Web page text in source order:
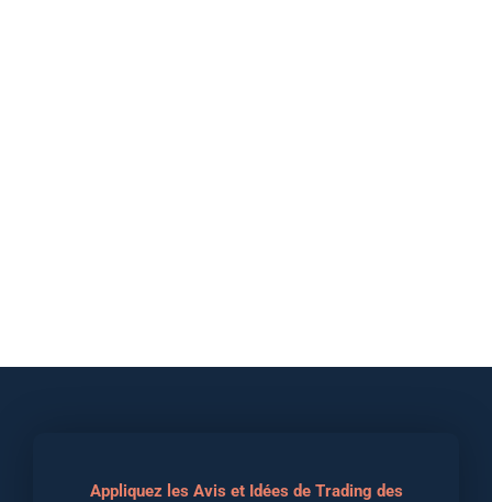
Appliquez les Avis et Idées de Trading des